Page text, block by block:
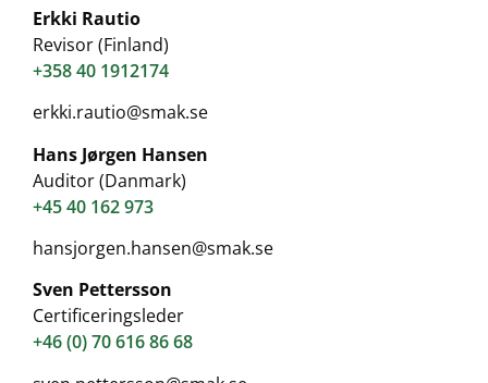
Erkki Rautio
Revisor (Finland)
+358 40 1912174
erkki.rautio@smak.se
Hans Jørgen Hansen
Auditor (Danmark)
+45 40 162 973
hansjorgen.hansen@smak.se
Sven Pettersson
Certificeringsleder
+46 (0) 70 616 86 68